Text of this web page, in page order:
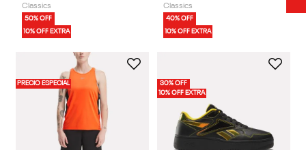
Classics
50% OFF
10% OFF EXTRA
Classics
40% OFF
10% OFF EXTRA
PRECIO ESPECIAL
30% OFF
10% OFF EXTRA